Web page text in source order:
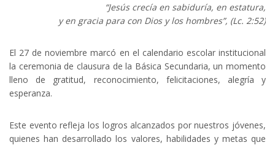
“Jesús crecía en sabiduría, en estatura,
y en gracia para con Dios y los hombres”, (Lc. 2:52)
El 27 de noviembre marcó en el calendario escolar institucional
la ceremonia de clausura de la Básica Secundaria, un momento
lleno de gratitud, reconocimiento, felicitaciones, alegría y
esperanza.
Este evento refleja los logros alcanzados por nuestros jóvenes,
quienes han desarrollado los valores, habilidades y metas que